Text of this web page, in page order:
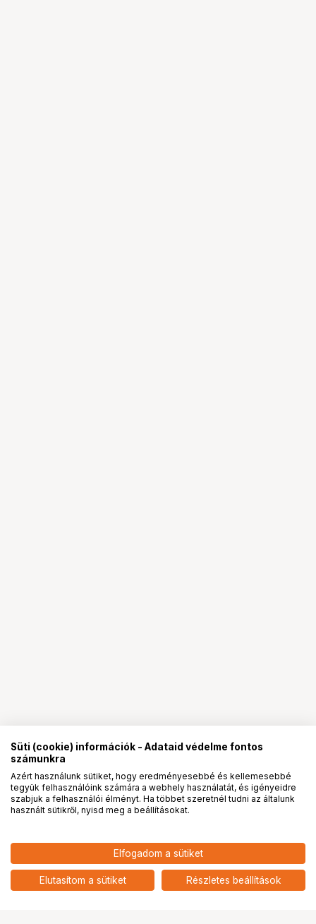
Insta360 Link 2 széria
hordtáska
add
PROpartnerségek
Süti (cookie) információk - Adataid védelme fontos
számunkra
Azért használunk sütiket, hogy eredményesebbé és kellemesebbé
tegyük felhasználóink számára a webhely használatát, és igényeidre
szabjuk a felhasználói élményt. Ha többet szeretnél tudni az általunk
használt sütikről, nyisd meg a beállításokat.
Elfogadom a sütiket
Elutasítom a sütiket Részletes beállítások